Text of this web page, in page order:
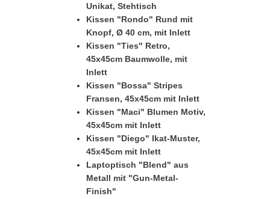
Unikat, Stehtisch
Kissen "Rondo" Rund mit
Knopf, Ø 40 cm, mit Inlett
Kissen "Ties" Retro,
45x45cm Baumwolle, mit
Inlett
Kissen "Bossa" Stripes
Fransen, 45x45cm mit Inlett
Kissen "Maci" Blumen Motiv,
45x45cm mit Inlett
Kissen "Diego" Ikat-Muster,
45x45cm mit Inlett
Laptoptisch "Blend" aus
Metall mit "Gun-Metal-
Finish"